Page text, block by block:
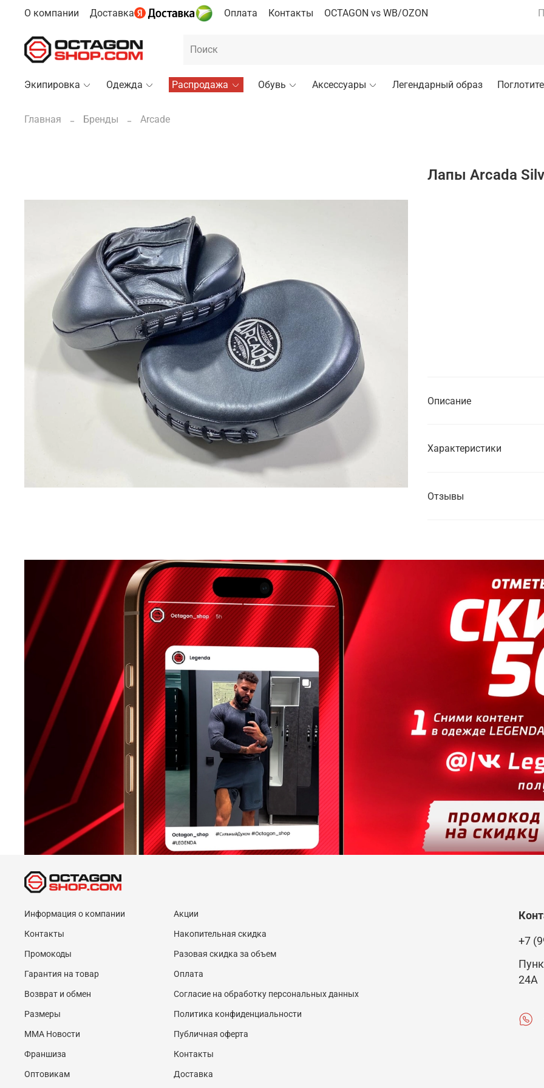
О компании Доставка Оплата Контакты OCTAGON vs WB/OZON
Экипировка Одежда Распродажа Обувь Аксессуары Легендарный образ
Главная Бренды Arcade
Лапы Arcada
Описание
Характеристики
Отзывы
Информация о компании
Контакты
Промокоды
Гарантия на товар
Возврат и обмен
Размеры
MMA Новости
Франшиза
Оптовикам
Акции
Накопительная скидка
Разовая скидка за объем
Оплата
Согласие на обработку персональных данных
Политика конфиденциальности
Публичная оферта
Контакты
Доставка
+7
24А